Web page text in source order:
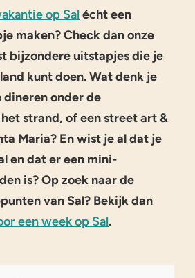
op Salécht een
maken? Check dan onze
bijzondere uitstapjes die je
kunt doen. Wat denk je
onder de
strand, of een street art &
Maria? En wist je al dat je
en dat er een mini-
is? Op zoek naar de
van Sal? Bekijk dan
een week op Sal.